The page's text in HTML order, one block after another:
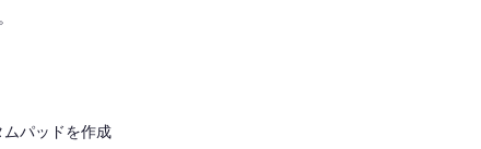
パッドを作成